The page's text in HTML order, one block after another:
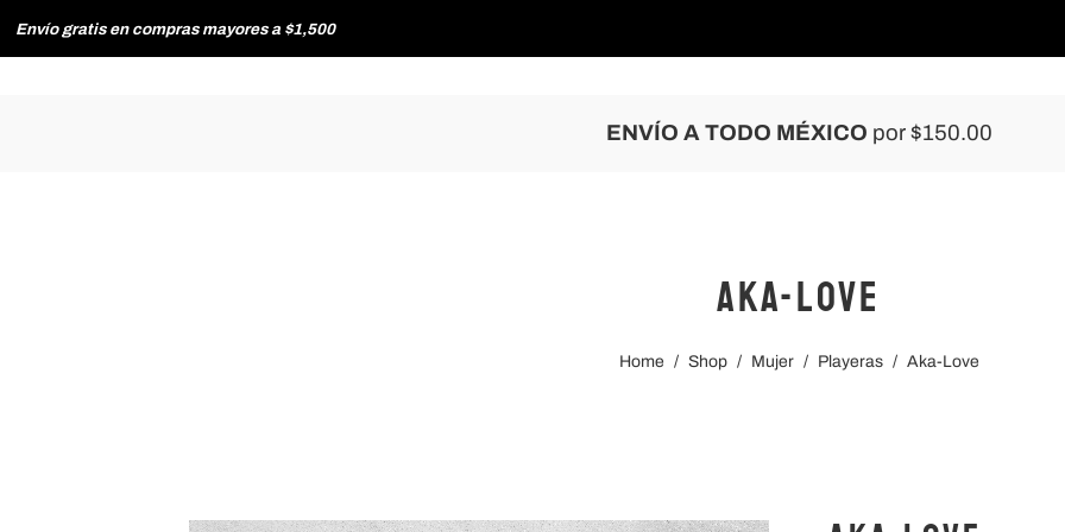
Envío gratis en compras mayores a $1,500
ENVÍO A TODO MÉXICO por $150.00
Aka-Love
Home / Shop / Mujer / Playeras / Aka-Love